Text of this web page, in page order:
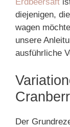
diejenigen,
wagen
unsere
ausführliche
Der